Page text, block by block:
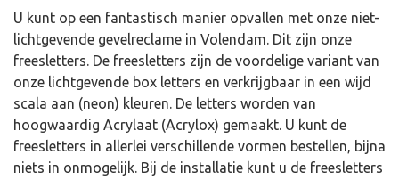
U kunt op een fantastisch manier opvallen met onze niet-
lichtgevende gevelreclame in Volendam. Dit zijn onze
freesletters. De freesletters zijn de voordelige variant van
onze lichtgevende box letters en verkrijgbaar in een wijd
scala aan (neon) kleuren. De letters worden van
hoogwaardig Acrylaat (Acrylox) gemaakt. U kunt de
freesletters in allerlei verschillende vormen bestellen, bijna
niets in onmogelijk. Bij de installatie kunt u de freesletters